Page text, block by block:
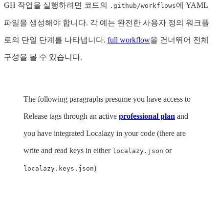
GH 작업을 실행하려면 코드의 .github/workflows에 YAML
파일을 생성해야 합니다. 각 예는 완전한 사용자 정의 워크플
로의 단일 단계를 나타냅니다. full workflow을 건너뛰어 전체
구성을 볼 수 있습니다.
The following paragraphs presume you have access to
Release tags through an active professional plan and
you have integrated Localazy in your code (there are
write and read keys in either localazy.json or
localazy.keys.json)